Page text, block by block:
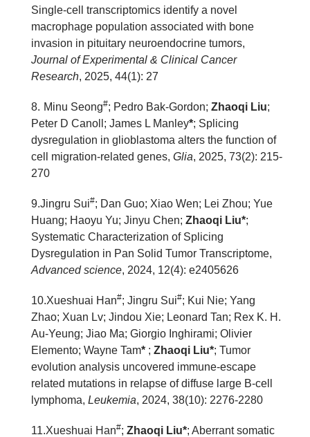
Single-cell transcriptomics identify a novel
macrophage population associated with bone
invasion in pituitary neuroendocrine tumors,
Journal of Experimental & Clinical Cancer
Research, 2025, 44(1): 27
8. Minu Seong#; Pedro Bak‐Gordon; Zhaoqi Liu;
Peter D Canoll; James L Manley*; Splicing
dysregulation in glioblastoma alters the function of
cell migration‐related genes, Glia, 2025, 73(2): 215-
270
9.Jingru Sui#; Dan Guo; Xiao Wen; Lei Zhou; Yue
Huang; Haoyu Yu; Jinyu Chen; Zhaoqi Liu*;
Systematic Characterization of Splicing
Dysregulation in Pan Solid Tumor Transcriptome,
Advanced science, 2024, 12(4): e2405626
10.Xueshuai Han#; Jingru Sui#; Kui Nie; Yang
Zhao; Xuan Lv; Jindou Xie; Leonard Tan; Rex K. H.
Au-Yeung; Jiao Ma; Giorgio Inghirami; Olivier
Elemento; Wayne Tam* ; Zhaoqi Liu*; Tumor
evolution analysis uncovered immune-escape
related mutations in relapse of diffuse large B-cell
lymphoma, Leukemia, 2024, 38(10): 2276-2280
11.Xueshuai Han#; Zhaoqi Liu*; Aberrant somatic